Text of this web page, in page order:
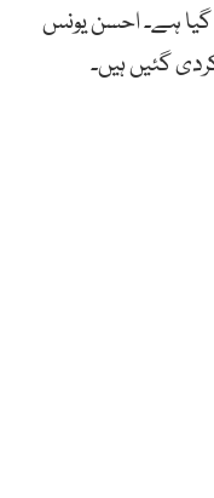
گیا ہے۔ احسن یونس
گئیں ہیں۔